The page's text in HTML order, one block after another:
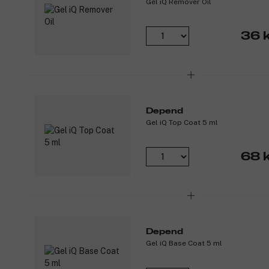
Gel iQ Remover Oil
36
Depend
Gel iQ Top Coat 5 ml
68
Depend
Gel iQ Base Coat 5 ml